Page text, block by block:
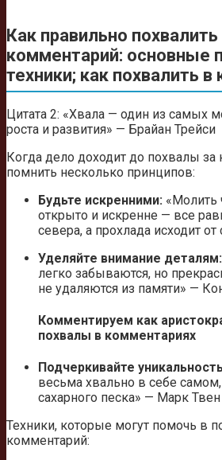
Как правильно похвалить
комментарий: основные
техники; как похвалить
Цитата 2: «Хвала — один из самых
роста и развития» — Брайан Трейси
Когда дело доходит до похвалы
помнить несколько принципов:
Будьте искренними: «Молить
открыто и искренне — все
севера, а прохлада исходит
Уделяйте внимание деталям:
легко забываются, но
не удаляются из памяти» —
Комментируем как
похвалы в комментариях
Подчеркивайте
весьма хвально в себе
сахарного песка» — Марк Твен
Техники, которые могут помочь в
комментарий: